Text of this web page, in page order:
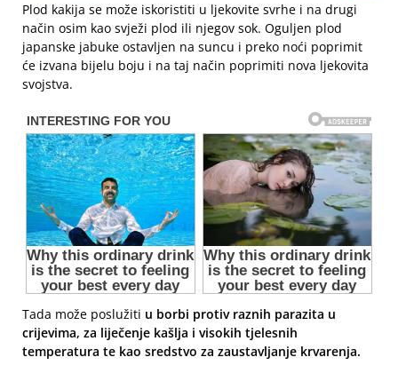
Plod kakija se može iskoristiti u ljekovite svrhe i na drugi
način osim kao svježi plod ili njegov sok. Oguljen plod
japanske jabuke ostavljen na suncu i preko noći poprimit
će izvana bijelu boju i na taj način poprimiti nova ljekovita
svojstva.
Tada može poslužiti u borbi protiv raznih parazita u
crijevima, za liječenje kašlja i visokih tjelesnih
temperatura te kao sredstvo za zaustavljanje krvarenja.